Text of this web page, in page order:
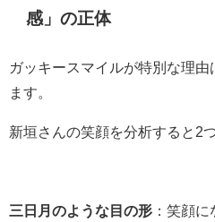
感」の正体
ガッキースマイルが特別な理由
ます。
新垣さんの笑顔を分析すると2
三日月のような目の形 ：笑顔